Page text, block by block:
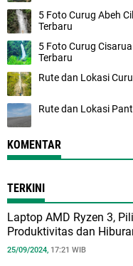
5 Foto Curug Abeh
Terbaru
5 Foto Curug
Terbaru
Rute dan Lokasi
Rute dan Lokasi
KOMENTAR
TERKINI
Laptop AMD Ryzen 3,
Produktivitas dan
25/09/2024, 17:21 WIB